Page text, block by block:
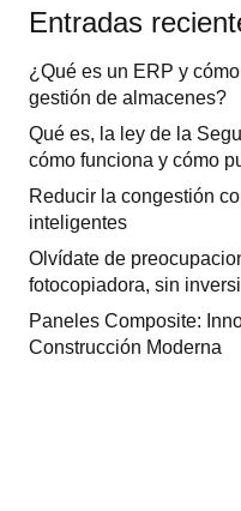
Entradas
¿Qué es un ERP y
gestión de almacenes?
Qué es, la ley de la
cómo funciona y cómo
Reducir la congestión
inteligentes
Olvídate de
fotocopiadora, sin
Paneles Composite:
Construcción Moderna